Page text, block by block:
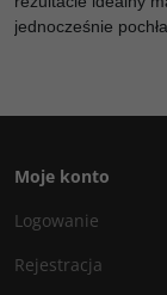
jednocześnie
Moje konto
Logowanie
Rejestracja